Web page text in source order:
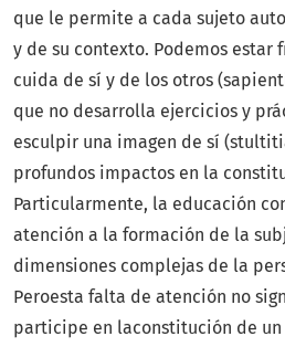
que le permite a cada sujeto
y de su contexto. Podemos estar
cuida de sí y de los otros
que no desarrolla ejercicios y
esculpir una imagen de sí
profundos impactos en la
Particularmente, la educación
atención a la formación de la
dimensiones complejas de la
Peroesta falta de atención no
participe en laconstitución de